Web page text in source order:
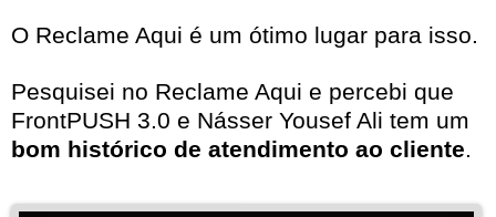
O Reclame Aqui é um ótimo lugar para isso.
Pesquisei no Reclame Aqui e percebi que
FrontPUSH 3.0 e Násser Yousef Ali tem um
bom histórico de atendimento ao cliente.